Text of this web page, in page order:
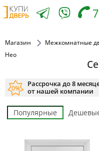
Магазин Межкомнатные
Нео
Рассрочка до 8
от нашей компании
Популярные